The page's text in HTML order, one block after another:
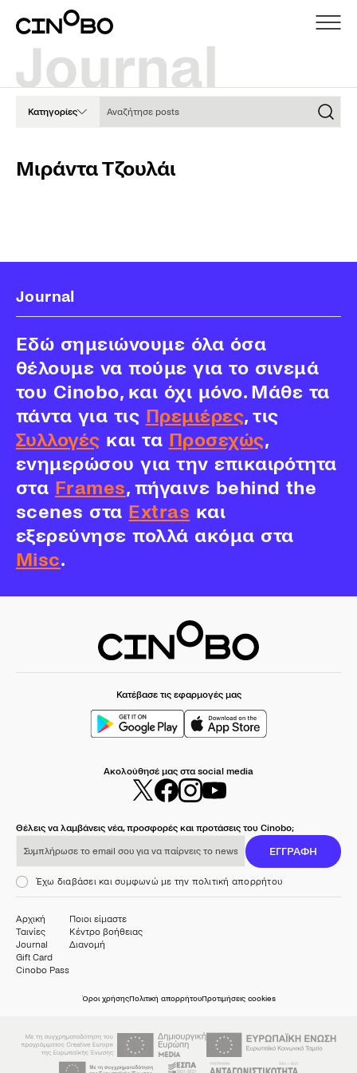
Κατηγορίες
Μιράντα Τζουλάι
Journal
Εδώ σημειώνουμε όλα όσα
θέλουμε να πούμε για το σινεμά
του Cinobo, και όχι μόνο. Μάθε τα
πάντα για τις Πρεμιέρες, τις
Συλλογές και τα Προσεχώς,
ενημερώσου για την επικαιρότητα
στα Frames, πήγαινε behind the
scenes στα Extras και
εξερεύνησε πολλά ακόμα στα
Misc.
Κατέβασε τις εφαρμογές μας
Ακολούθησέ μας στα social media
Θέλεις να λαμβάνεις νέα, προσφορές και προτάσεις του Cinobo;
ΕΓΓΡΑΦΗ
Έχω διαβάσει και συμφωνώ με την πολιτική απορρήτου
Αρχική
Ταινίες
Journal
Gift Card
Cinobo Pass
Ποιοι είμαστε
Κέντρο βοήθειας
Διανομή
Όροι χρήσηςΠολιτική απορρήτουΠροτιμήσεις cookies